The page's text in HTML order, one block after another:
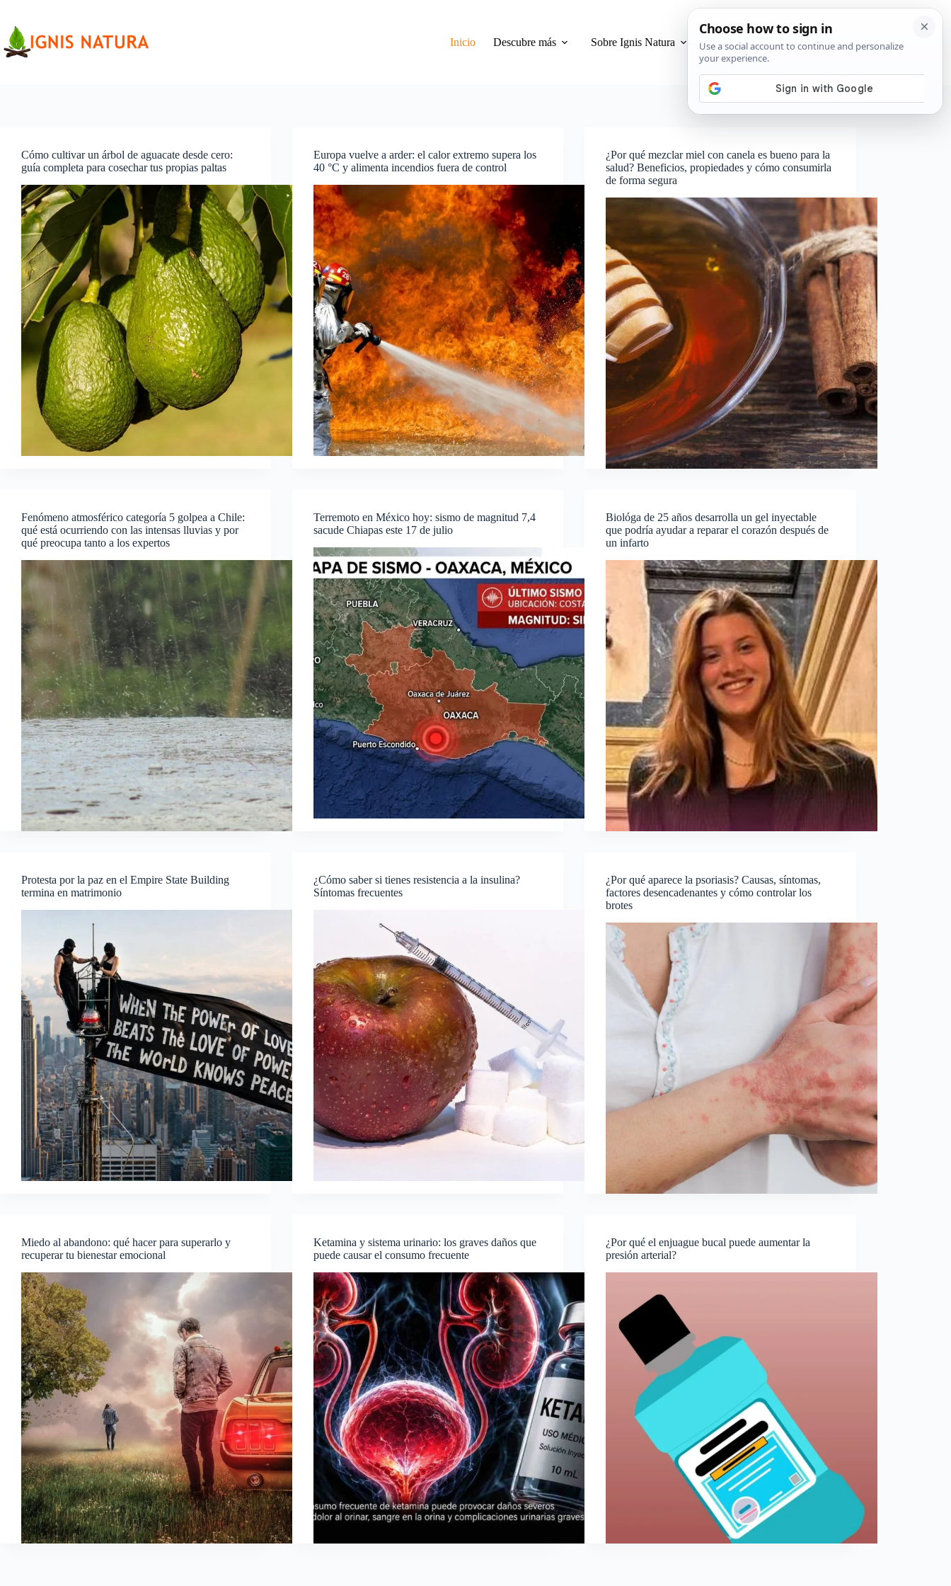
contenido
Inicio
Descubre más Sobre Ignis Natura Privacidad y Cookies
Cómo cultivar un árbol de aguacate desde cero:
guía completa para cosechar tus propias paltas
Europa vuelve a arder: el calor extremo supera los
40 °C y alimenta incendios fuera de control
¿Por qué mezclar miel con canela es bueno para la
salud? Beneficios, propiedades y cómo consumirla
de forma segura
Fenómeno atmosférico categoría 5 golpea a Chile:
qué está ocurriendo con las intensas lluvias y por
qué preocupa tanto a los expertos
Terremoto en México hoy: sismo de magnitud 7,4
sacude Chiapas este 17 de julio
Biológa de 25 años desarrolla un gel inyectable
que podría ayudar a reparar el corazón después de
un infarto
Protesta por la paz en el Empire State Building
termina en matrimonio
¿Cómo saber si tienes resistencia a la insulina?
Síntomas frecuentes
¿Por qué aparece la psoriasis? Causas, síntomas,
factores desencadenantes y cómo controlar los
brotes
Miedo al abandono: qué hacer para superarlo y
recuperar tu bienestar emocional
Ketamina y sistema urinario: los graves daños que
puede causar el consumo frecuente
¿Por qué el enjuague bucal puede aumentar la
presión arterial?